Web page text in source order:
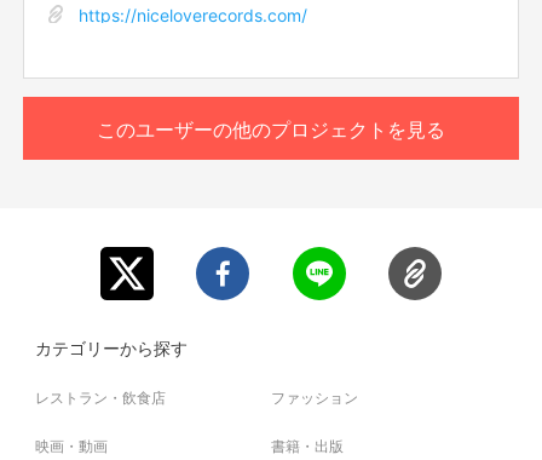
https://niceloverecords.com/
このユーザーの他のプロジェクトを見る
カテゴリーから探す
レストラン・飲食店 ファッション
映画・動画 書籍・出版